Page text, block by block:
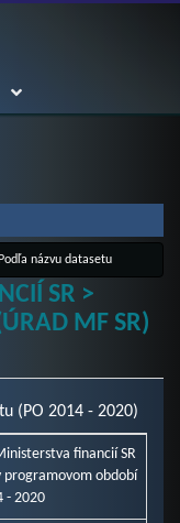
SR >
MF SR)
(PO 2014 - 2020)
financií SR
programovom období
- 2020